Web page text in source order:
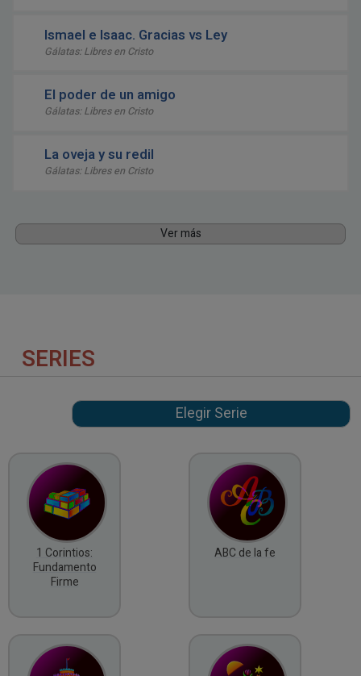
Ismael e Isaac. Gracias vs Ley
Gálatas: Libres en Cristo
El poder de un amigo
Gálatas: Libres en Cristo
La oveja y su redil
Gálatas: Libres en Cristo
Ver más
SERIES
1 Corintios:
Fundamento
Firme
ABC de la fe